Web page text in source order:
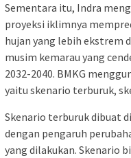
Sementara itu, Indra
proyeksi iklimnya
hujan yang lebih ekstrem
musim kemarau yang
2032-2040. BMKG
yaitu skenario terburuk,
Skenario terburuk dibuat
dengan pengaruh
yang dilakukan. Skenario